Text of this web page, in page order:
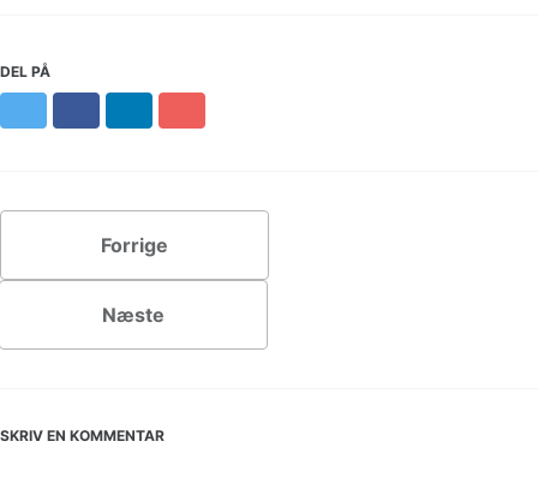
DEL PÅ
Forrige
Næste
SKRIV EN KOMMENTAR